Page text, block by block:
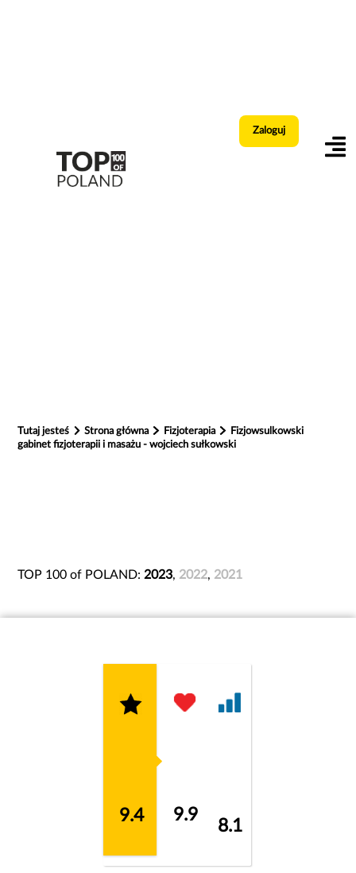
Zaloguj
Tutaj jesteś Strona główna Fizjoterapia
Fizjowsulkowski
gabinet fizjoterapii i masażu - wojciech sułkowski
TOP 100 of POLAND: 2023, 2022, 2021
9.4 9.9
8.1